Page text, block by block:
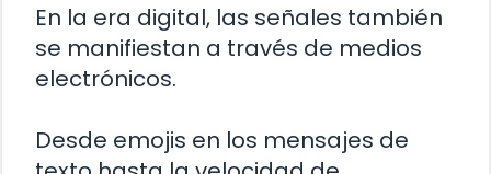
En la era digital, las señales también
se manifiestan a través de medios
electrónicos.
Desde emojis en los mensajes de